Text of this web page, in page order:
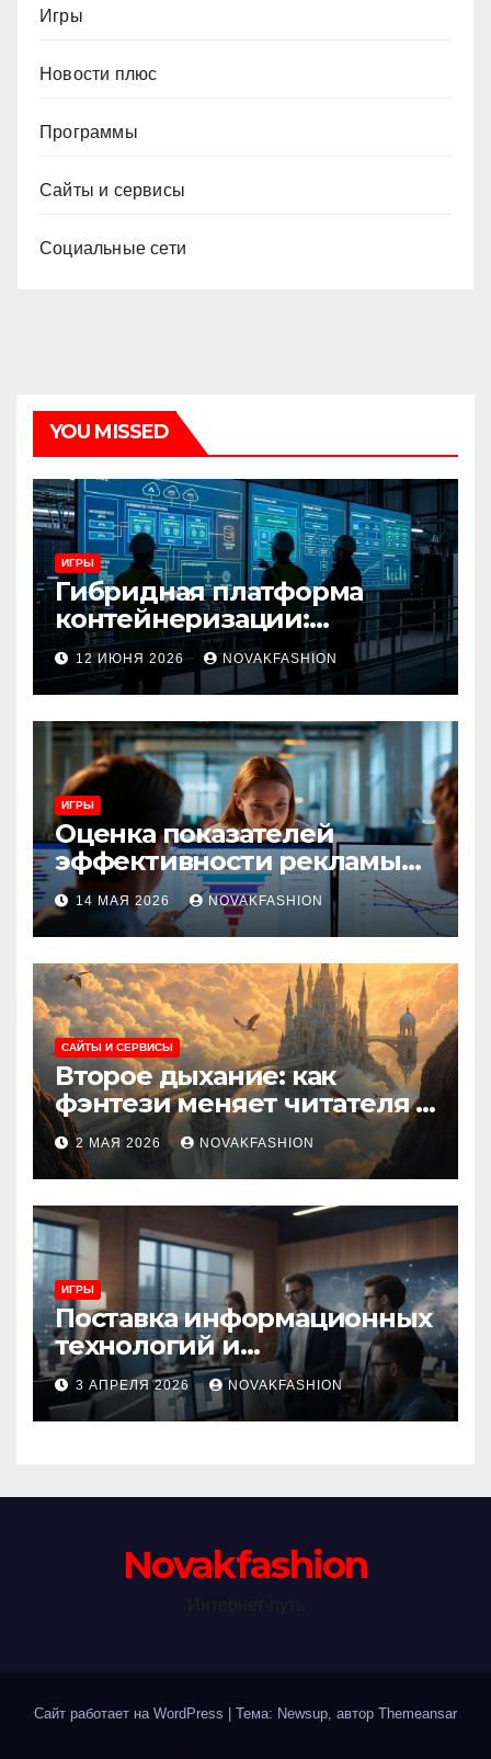
Игры
Новости плюс
Программы
Сайты и сервисы
Социальные сети
YOU MISSED
ИГРЫ
Гибридная платформа
контейнеризации:
архитектура, особенности
и сценарии использования
12 ИЮНЯ 2026 NOVAKFASHION
ИГРЫ
Оценка показателей
эффективности рекламы
при атрибуции
множественных точек
касания
14 МАЯ 2026 NOVAKFASHION
САЙТЫ И СЕРВИСЫ
Второе дыхание: как
фэнтези меняет читателя и
культуру
2 МАЯ 2026 NOVAKFASHION
ИГРЫ
Поставка информационных
технологий и
инновационные решения
3 АПРЕЛЯ 2026 NOVAKFASHION
Novakfashion
Сайт работает на WordPress Тема: Newsup, автор Themeansar